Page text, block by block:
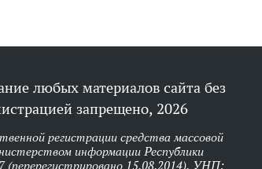
любых материалов сайта без
запрещено, 2026
регистрации средства массовой
информации Республики
(перерегистрировано 15.08.2014). УНП: